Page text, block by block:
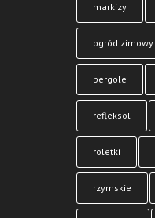
markizy
ogród zimowy
pergole
refleksol
roletki
rzymskie